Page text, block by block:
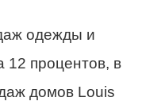
одежды и
12 процентов, в
домов Louis